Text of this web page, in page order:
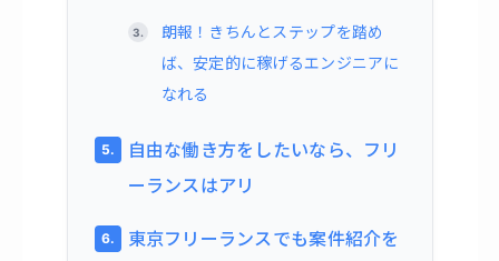
朗報！きちんとステップを踏め
ば、安定的に稼げるエンジニアに
なれる
自由な働き方をしたいなら、フリ
ーランスはアリ
東京フリーランスでも案件紹介を